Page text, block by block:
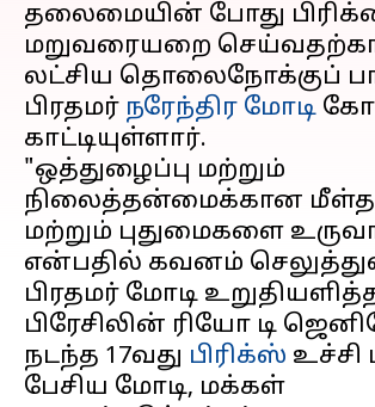
தலைமையின் போது
மறுவரையறை
லட்சிய தொலைநோக்குப்
பிரதமர் நரேந்திர மோடி
காட்டியுள்ளார்.
"ஒத்துழைப்பு மற்றும்
நிலைத்தன்மைக்கான
மற்றும் புதுமைகளை
என்பதில் கவனம்
பிரதமர் மோடி
பிரேசிலின் ரியோ டி
நடந்த 17வது பிரிக்ஸ் உச்சி
பேசிய மோடி, மக்கள்